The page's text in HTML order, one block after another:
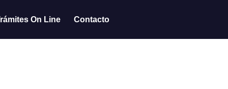
On Line Contacto